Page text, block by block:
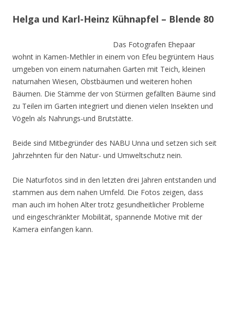
Helga und Karl-Heinz Kühnapfel – Blende 80
Das Fotografen Ehepaar
wohnt in Kamen-Methler in einem von Efeu begrüntem Haus
umgeben von einem naturnahen Garten mit Teich, kleinen
naturnahen Wiesen, Obstbäumen und weiteren hohen
Bäumen. Die Stämme der von Stürmen gefällten Bäume sind
zu Teilen im Garten integriert und dienen vielen Insekten und
Vögeln als Nahrungs-und Brutstätte.
Beide sind Mitbegründer des NABU Unna und setzen sich seit
Jahrzehnten für den Natur- und Umweltschutz nein.
Die Naturfotos sind in den letzten drei Jahren entstanden und
stammen aus dem nahen Umfeld. Die Fotos zeigen, dass
man auch im hohen Alter trotz gesundheitlicher Probleme
und eingeschränkter Mobilität, spannende Motive mit der
Kamera einfangen kann.